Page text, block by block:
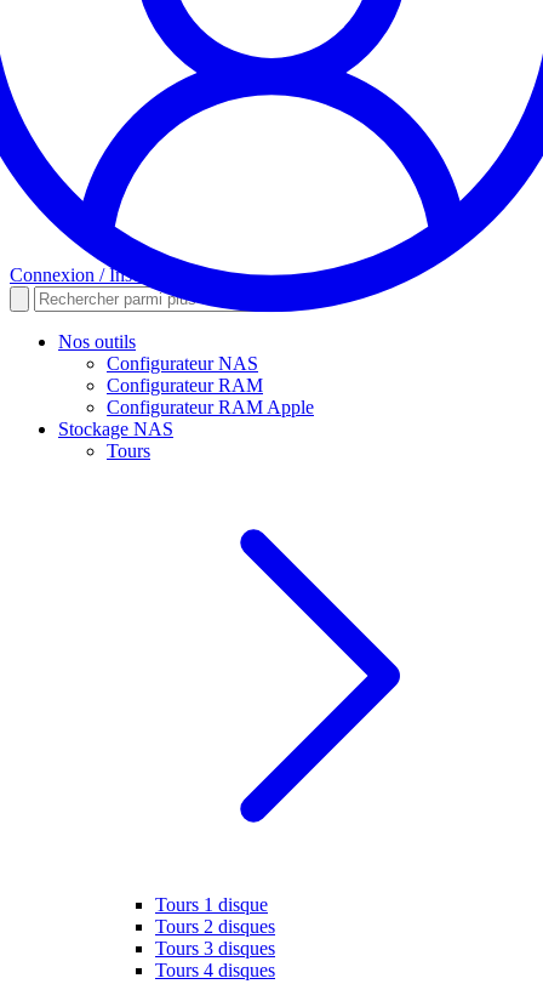
Connexion / Inscription
Nos outils
Configurateur NAS
Configurateur RAM
Configurateur RAM Apple
Stockage NAS
Tours
Tours 1 disque
Tours 2 disques
Tours 3 disques
Tours 4 disques